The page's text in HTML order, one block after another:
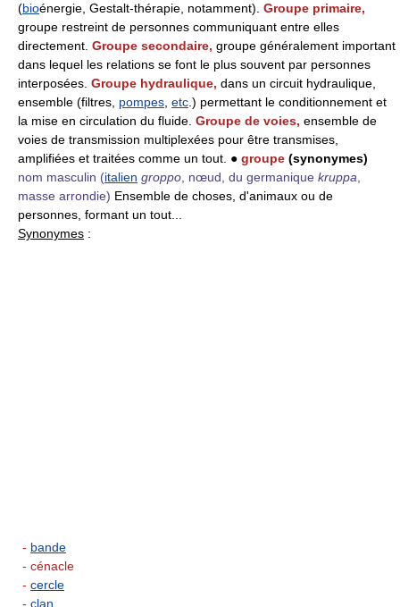
(bioénergie, Gestalt-thérapie, notamment). Groupe primaire,
groupe restreint de personnes communiquant entre elles
directement. Groupe secondaire, groupe généralement important
dans lequel les relations se font le plus souvent par personnes
interposées. Groupe hydraulique, dans un circuit hydraulique,
ensemble (filtres, pompes etc .) permettant le conditionnement et
la mise en circulation du fluide. Groupe de voies, ensemble de
voies de transmission multiplexées pour être transmises,
amplifiées et traitées comme un tout. ● groupe (synonymes)
nom masculin (italien groppo , nœud, du germanique kruppa
masse arrondie) Ensemble de choses, d'animaux ou de
personnes, formant un tout...
Synonymes :
- bande
- cénacle
- cercle
- clan